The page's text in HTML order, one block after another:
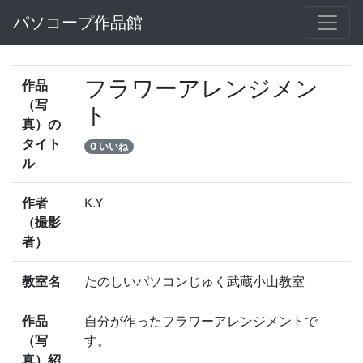
パソコープ作品館
作品
（写
真）の
タイト
ル
フラワーアレンジメン
ト
0 いいね
作者
（撮影
者）
K.Y
教室名 たのしいパソコンじゅく武蔵小山教室
作品
（写
真）紹
自分が作ったフラワーアレンジメントで
す。